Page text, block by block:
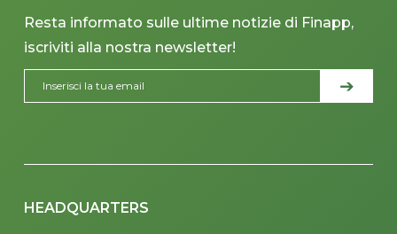
Resta informato sulle ultime notizie di Finapp,
iscriviti alla nostra newsletter!
HEADQUARTERS